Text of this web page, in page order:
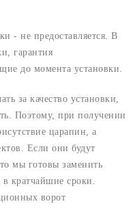
- не предоставляется. В
гарантия
до момента установки.
за качество установки,
Поэтому, при получении
царапин, а
Если они будут
мы готовы заменить
в кратчайшие сроки.
ворот